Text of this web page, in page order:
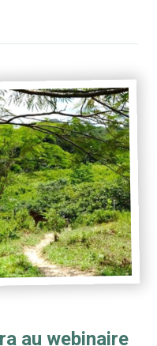
au webinaire